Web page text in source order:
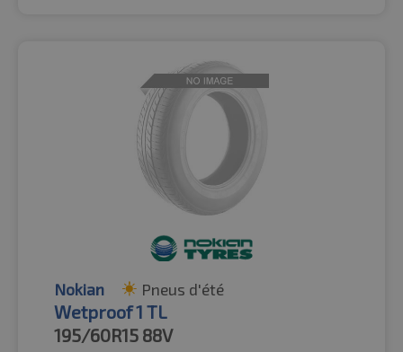
Nokian Pneus d'été
Wetproof 1 TL
195/60R15 88V